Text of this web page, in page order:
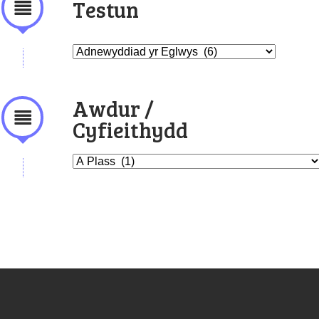
Testun
Awdur /
Cyfieithydd